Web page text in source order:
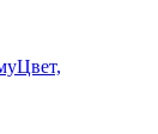
Цвет,